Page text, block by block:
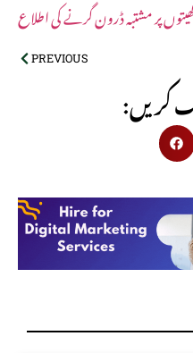
پر مشتبہ ڈرون گرنے کی اطلاع
PREVIOUS
کریں